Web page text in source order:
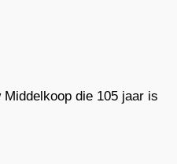
die 105 jaar is